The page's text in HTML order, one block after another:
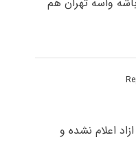
اعلام نشده و